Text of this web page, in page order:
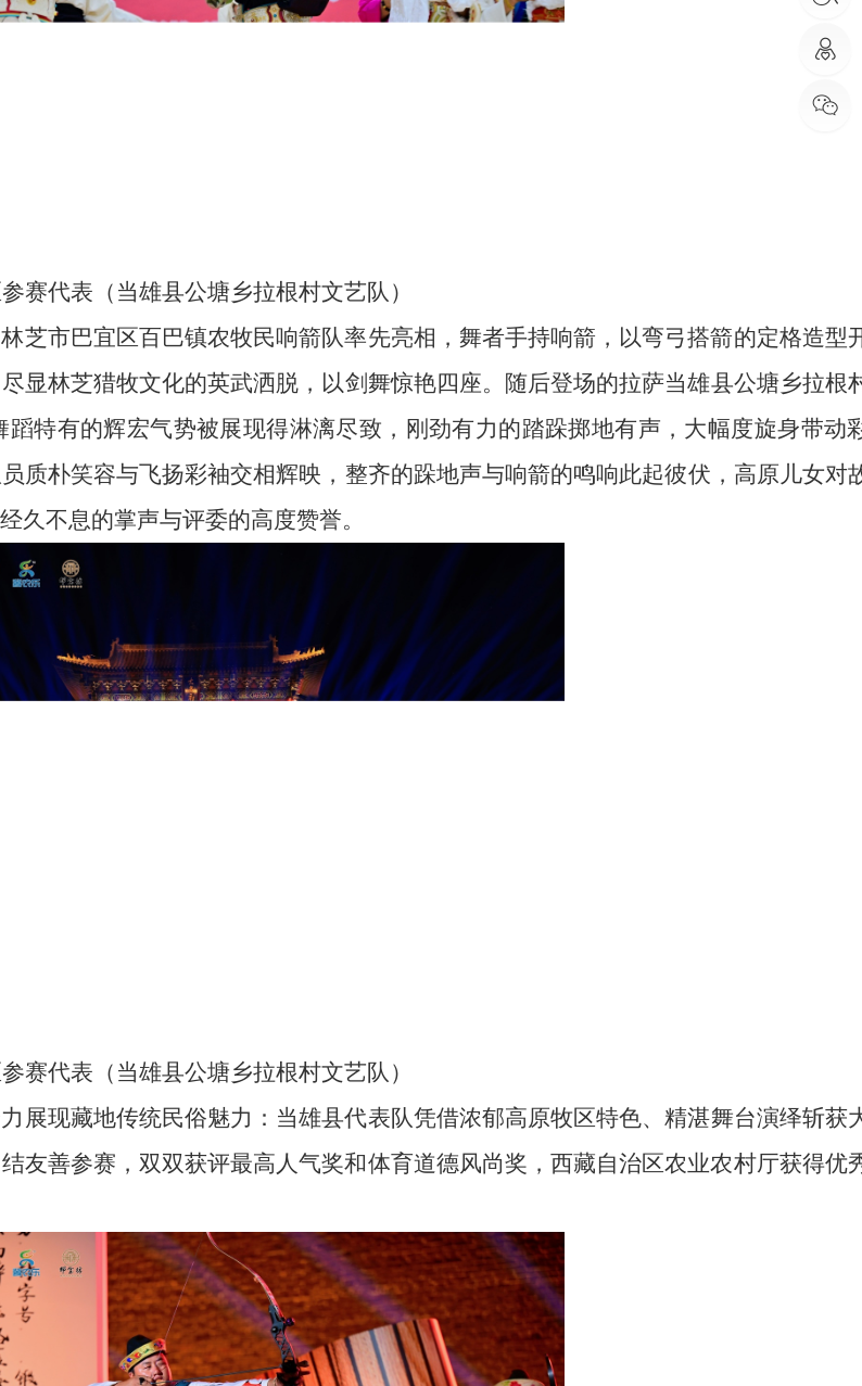
赛代表（ 当雄县公塘乡拉根村文艺队 ）
芝市巴宜区百巴镇农牧民响箭队率先亮相，舞者手持响箭，以弯弓搭箭的定格造型
显林芝猎牧文化的英武洒脱，以剑舞惊艳四座。随后登场的拉萨当雄县公塘乡拉根
蹈特有的辉宏气势被展现得淋漓尽致 ， 刚劲有力的踏跺掷地有声 ，大幅度旋身带动
质朴笑容与飞扬彩袖交相辉映，整齐的跺地声与响箭的鸣响此起彼伏，高原儿女对
久不息的掌声与评委的高度赞誉。
赛代表（ 当雄县公塘乡拉根村文艺队 ）
展现藏地传统民俗魅力：当雄县代表队凭借浓郁高原牧区特色、精湛舞台演绎斩获
友善参赛，双双获评最高人气奖和体育道德风尚奖 ，西藏自治区农业农村厅获得优